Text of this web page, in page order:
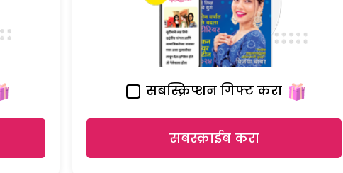
सबस्क्रिप्शन गिफ्ट करा
सबस्क्राईब करा